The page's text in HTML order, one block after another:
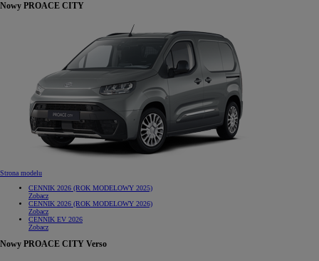
Nowy PROACE CITY
Strona modelu
CENNIK 2026 (ROK MODELOWY 2025)
Zobacz
CENNIK 2026 (ROK MODELOWY 2026)
Zobacz
CENNIK EV 2026
Zobacz
Nowy PROACE CITY Verso